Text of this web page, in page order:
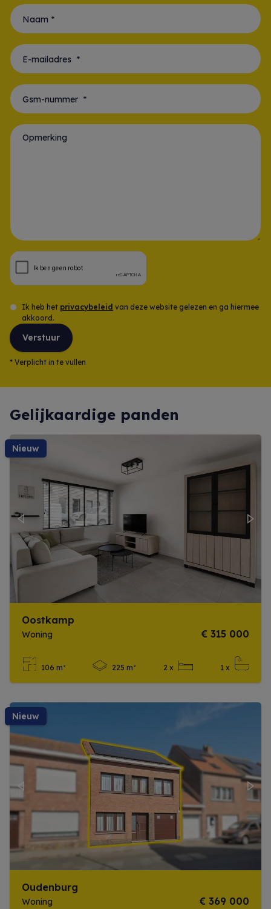
Ik heb het privacybeleid van deze website gelezen en ga hiermee
akkoord.
Verstuur
* Verplicht in te vullen
Gelijkaardige panden
nieuw
Previous Next
Oostkamp
Woning € 315 000
106 m² 225 m² 2 x 1 x
nieuw
Previous Next
Oudenburg
Woning € 369 000